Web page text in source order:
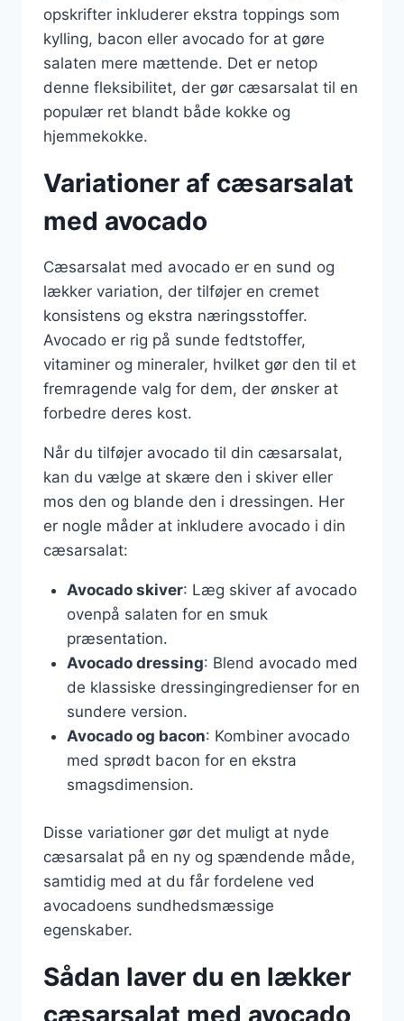
opskrifter inkluderer ekstra toppings som
kylling, bacon eller avocado for at gøre
salaten mere mættende. Det er netop
denne fleksibilitet, der gør cæsarsalat til en
populær ret blandt både kokke og
hjemmekokke.
Variationer af cæsarsalat
med avocado
Cæsarsalat med avocado er en sund og
lækker variation, der tilføjer en cremet
konsistens og ekstra næringsstoffer.
Avocado er rig på sunde fedtstoffer,
vitaminer og mineraler, hvilket gør den til et
fremragende valg for dem, der ønsker at
forbedre deres kost.
Når du tilføjer avocado til din cæsarsalat,
kan du vælge at skære den i skiver eller
mos den og blande den i dressingen. Her
er nogle måder at inkludere avocado i din
cæsarsalat:
Avocado skiver: Læg skiver af avocado
ovenpå salaten for en smuk
præsentation.
Avocado dressing: Blend avocado med
de klassiske dressingingredienser for en
sundere version.
Avocado og bacon: Kombiner avocado
med sprødt bacon for en ekstra
smagsdimension.
Disse variationer gør det muligt at nyde
cæsarsalat på en ny og spændende måde,
samtidig med at du får fordelene ved
avocadoens sundhedsmæssige
egenskaber.
Sådan laver du en lækker
cæsarsalat med avocado